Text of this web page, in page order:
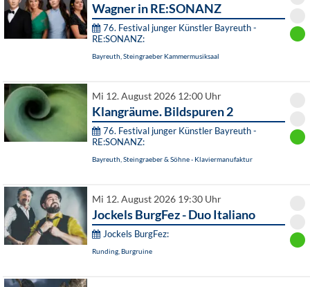
Wagner in RE:SONANZ
76. Festival junger Künstler Bayreuth -
RE:SONANZ:
Bayreuth, Steingraeber Kammermusiksaal
Mi 12. August 2026 12:00 Uhr
Klangräume. Bildspuren 2
76. Festival junger Künstler Bayreuth -
RE:SONANZ:
Bayreuth, Steingraeber & Söhne - Klaviermanufaktur
Mi 12. August 2026 19:30 Uhr
Jockels BurgFez - Duo Italiano
Jockels BurgFez:
Runding, Burgruine